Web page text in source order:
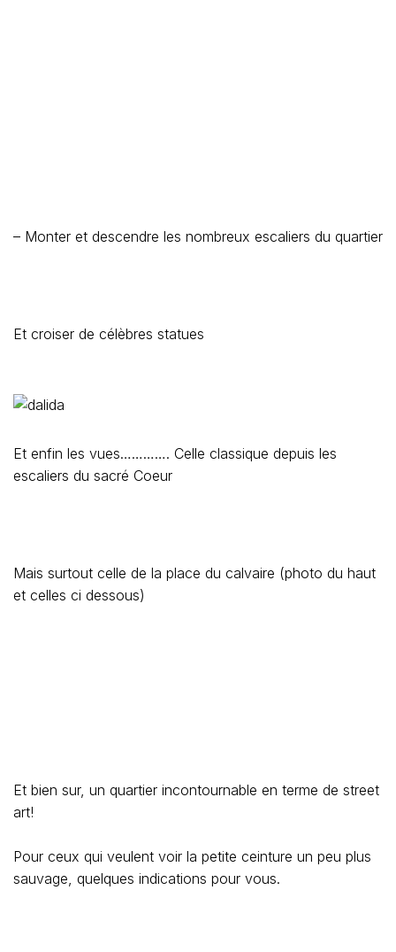
– Monter et descendre les nombreux escaliers du quartier
Et croiser de célèbres statues
Et enfin les vues…………. Celle classique depuis les
escaliers du sacré Coeur
Mais surtout celle de la place du calvaire (photo du haut
et celles ci dessous)
Et bien sur, un quartier incontournable en terme de street
art!
Pour ceux qui veulent voir la petite ceinture un peu plus
sauvage, quelques indications pour vous.